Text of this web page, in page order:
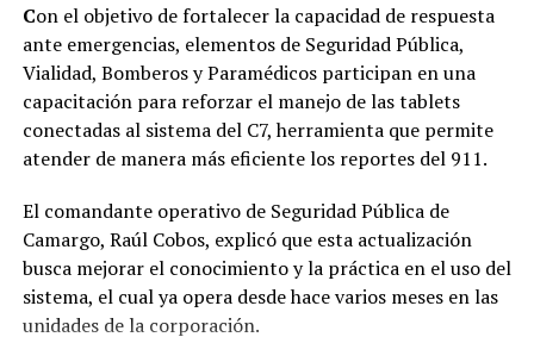
Con el objetivo de fortalecer la capacidad de respuesta
ante emergencias, elementos de Seguridad Pública,
Vialidad, Bomberos y Paramédicos participan en una
capacitación para reforzar el manejo de las tablets
conectadas al sistema del C7, herramienta que permite
atender de manera más eficiente los reportes del 911.
El comandante operativo de Seguridad Pública de
Camargo, Raúl Cobos, explicó que esta actualización
busca mejorar el conocimiento y la práctica en el uso del
sistema, el cual ya opera desde hace varios meses en las
unidades de la corporación.